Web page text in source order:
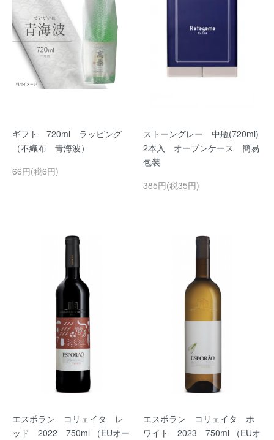
ギフト 720ml ラッピング
（不織布 青海波）
66円(税6円)
ストーングレー 中瓶(720ml)
2本入 オープンケース 簡易
包装
385円(税35円)
エスポラン コリェイタ レ
ッド 2022 750ml （EUオー
エスポラン コリェイタ ホ
ワイト 2023 750ml （EUオ